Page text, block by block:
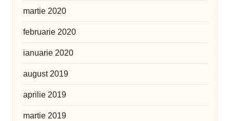
martie 2020
februarie 2020
ianuarie 2020
august 2019
aprilie 2019
martie 2019